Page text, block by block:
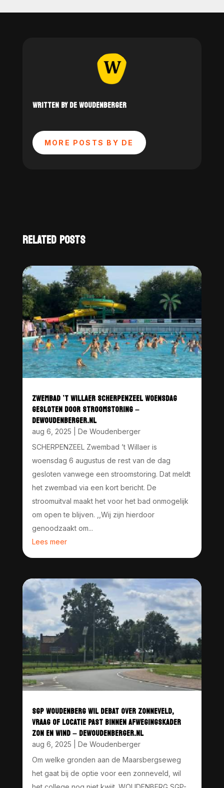
WRITTEN BY DE WOUDENBERGER
MORE POSTS BY DE
RELATED POSTS
ZWEMBAD ’T WILLAER SCHERPENZEEL WOENSDAG
GESLOTEN DOOR STROOMSTORING –
DEWOUDENBERGER.NL
aug 6, 2025
De Woudenberger
SCHERPENZEEL Zwembad ’t Willaer is
woensdag 6 augustus de rest van de dag
gesloten vanwege een stroomstoring. Dat meldt
het zwembad via een kort bericht. De
stroomuitval maakt het voor het bad onmogelijk
om open te blijven. ,,Wij zijn hierdoor
genoodzaakt om...
Lees meer
SGP WOUDENBERG WIL DEBAT OVER ZONNEVELD,
VRAAG OF LOCATIE PAST BINNEN AFWEGINGSKADER
ZON EN WIND – DEWOUDENBERGER.NL
aug 6, 2025
De Woudenberger
Om welke gronden aan de Maarsbergseweg
het gaat bij de optie voor een zonneveld, wil